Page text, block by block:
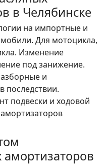
в Челябинске
на импортные и
Для мотоцикла,
Изменение
под занижение.
и
последствии.
подвески и ходовой
амортизаторов